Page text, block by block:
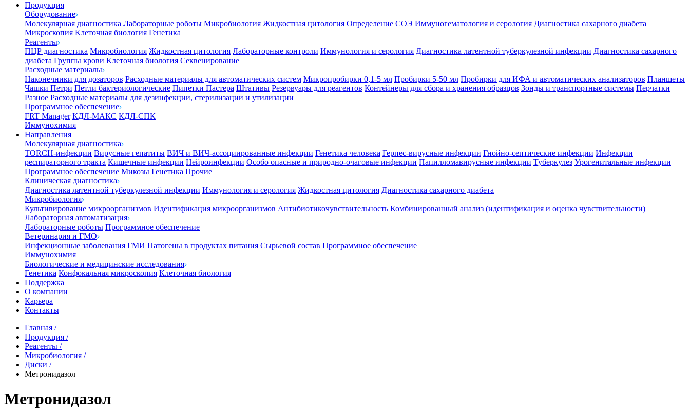
Продукция
Оборудование
Молекулярная диагностика Лабораторные роботы Микробиология Жидкостная цитология Определение СОЭ Иммуногематология и серология Диагностика сахарного диабета
Микроскопия Клеточная биология Генетика
Реагенты
ПЦР диагностика Микробиология Жидкостная цитология Лабораторные контроли Иммунология и серология Диагностика латентной туберкулезной инфекции Диагностика сахарного
диабета Группы крови Клеточная биология Секвенирование
Расходные материалы
Наконечники для дозаторов Расходные материалы для автоматических систем Микропробирки 0,1-5 мл Пробирки 5-50 мл Пробирки для ИФА и автоматических анализаторов Планшеты
Чашки Петри Петли бактериологические Пипетки Пастера Штативы Резервуары для реагентов Контейнеры для сбора и хранения образцов Зонды и транспортные системы Перчатки
Разное Расходные материалы для дезинфекции, стерилизации и утилизации
Программное обеспечение
FRT Manager КДЛ-МАКС КДЛ-СПК
Иммунохимия
Направления
Молекулярная диагностика
TORCH-инфекции Вирусные гепатиты ВИЧ и ВИЧ-ассоциированные инфекции Генетика человека Герпес-вирусные инфекции Гнойно-септические инфекции Инфекции
респираторного тракта Кишечные инфекции Нейроинфекции Особо опасные и природно-очаговые инфекции Папилломавирусные инфекции Туберкулез Урогенитальные инфекции
Программное обеспечение Микозы Генетика Прочие
Клиническая диагностика
Диагностика латентной туберкулезной инфекции Иммунология и серология Жидкостная цитология Диагностика сахарного диабета
Микробиология
Культивирование микроорганизмов Идентификация микроорганизмов Антибиотикочувствительность Комбинированный анализ (идентификация и оценка чувствительности)
Лабораторная автоматизация
Лабораторные роботы Программное обеспечение
Ветеринария и ГМО
Инфекционные заболевания ГМИ Патогены в продуктах питания Сырьевой состав Программное обеспечение
Иммунохимия
Биологические и медицинские исследования
Генетика Конфокальная микроскопия Клеточная биология
Поддержка
О компании
Карьера
Контакты
Главная /
Продукция /
Реагенты /
Микробиология /
Диски /
Метронидазол
Метронидазол